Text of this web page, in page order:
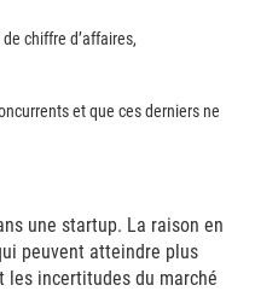
chiffre d’affaires,
et que ces derniers ne
une startup. La raison en
peuvent atteindre plus
les incertitudes du marché